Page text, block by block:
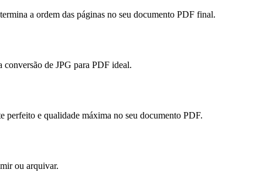
a ordem das páginas no seu documento PDF final.
de JPG para PDF ideal.
perfeito e qualidade máxima no seu documento PDF.
ou arquivar.